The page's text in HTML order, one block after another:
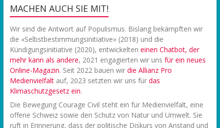
MACHEN AUCH SIE MIT!
Wir sind die Antwort auf Populismus. Bislang bekämpften wir
die «Selbstbestimmungsinitiative» (2018) und die
Kündigungsinitiative (2020), entwickelten einen Chatbot, der
mehr kann als andere, 2021 engagierten wir uns für ein neues
Online-Magazin. Seit 2022 bauen wir die Allianz Pro
Medienvielfaltauf, 2023 setzten wir uns für das
Klimaschutzgesetz ein.
Die Bewegung Courage Civil steht ein für Medienvielfalt, eine
offene Schweiz sowie den Schutz von Natur und Umwelt. Sie
ruft in Erinnerung, dass der politische Diskurs von Anstand und